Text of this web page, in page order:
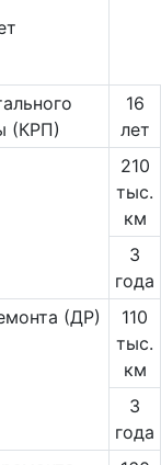
(КРП)
16
лет
210
тыс.
км
3
года
(ДР)
110
тыс.
км
3
года